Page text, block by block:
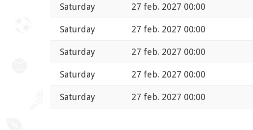
Saturday 27 feb. 2027 00:00
Saturday 27 feb. 2027 00:00
Saturday 27 feb. 2027 00:00
Saturday 27 feb. 2027 00:00
Saturday 27 feb. 2027 00:00